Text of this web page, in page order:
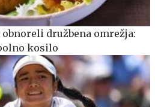
družbena omrežja:
kosilo